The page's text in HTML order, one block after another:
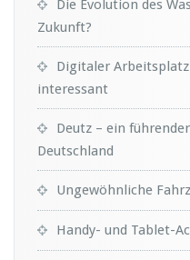
Die Evolution des
Zukunft?
Digitaler
interessant
Deutz – ein
Deutschland
Ungewöhnliche
Handy- und Tablet-